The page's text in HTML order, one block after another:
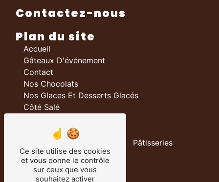
Contactez-nous
Plan du site
Accueil
Gâteaux D'événement
Contact
Nos Chocolats
Nos Glaces Et Desserts Glacés
Côté Salé
Nos prestations
Boulangerie
Chocolateries
Traiteur
Salon De Thé
Pâtisseries
Ce site utilise des cookies
et vous donne le contrôle
sur ceux que vous
souhaitez activer